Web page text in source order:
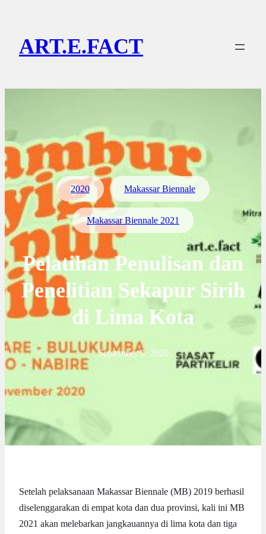
kontenART.E.FACT
2020 Makassar Biennale
Makassar Biennale 2021
Pelatihan Penulisan dan
Penelitian Sekapur Sirih
di Lima Kota
September 9, 2020
Setelah pelaksanaan Makassar Biennale (MB) 2019 berhasil
diselenggarakan di empat kota dan dua provinsi, kali ini MB
2021 akan melebarkan jangkauannya di lima kota dan tiga